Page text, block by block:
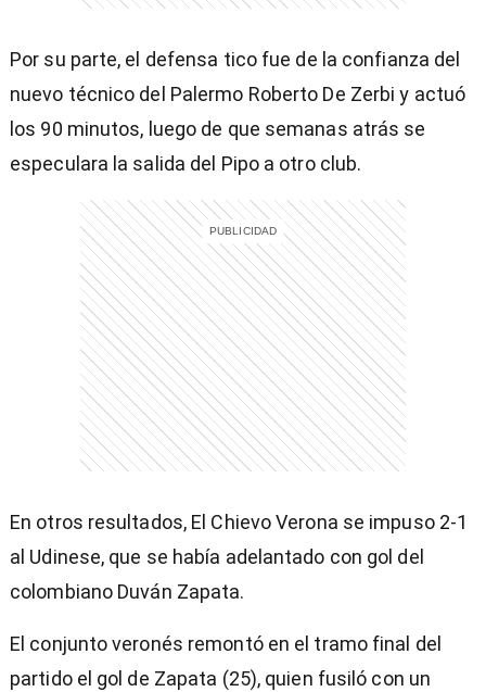
Por su parte, el defensa tico fue de la confianza del
nuevo técnico del Palermo Roberto De Zerbi y actuó
los 90 minutos, luego de que semanas atrás se
especulara la salida del Pipo a otro club.
En otros resultados, El Chievo Verona se impuso 2-1
al Udinese, que se había adelantado con gol del
colombiano Duván Zapata.
El conjunto veronés remontó en el tramo final del
partido el gol de Zapata (25), quien fusiló con un